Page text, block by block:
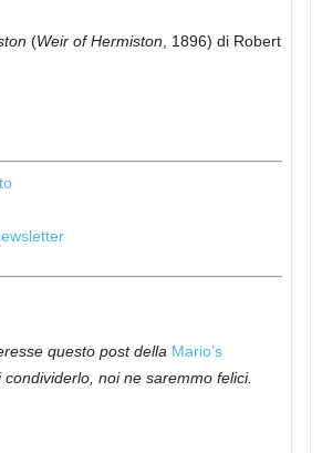
(Weir of Hermiston , 1896) di Robert
questo post della Mario’s
condividerlo, noi ne saremmo felici.